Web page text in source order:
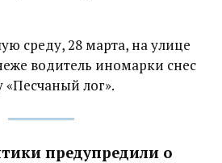
среду, 28 марта, на улице
водитель иномарки снес
«Песчаный лог».
предупредили о